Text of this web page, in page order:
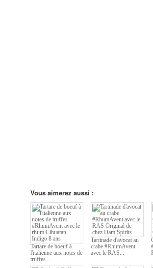
Vous aimerez aussi :
Tartare de boeuf à
l'italienne aux notes de
truffes...
Tartinade d'avocat au
crabe #RhumAvent
avec le RAS...